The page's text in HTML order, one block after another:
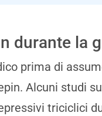
durante la
prima di
Alcuni studi
triciclici